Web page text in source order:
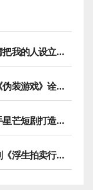
学霸校霸灵魂互换，快手星芒短剧《请把我的人设立住》笑泪齐飞
古穿今开启双向救赎，快手星芒短剧《伪装游戏》诠释热血青春友谊
独家冠名短剧火爆收官，京东联合快手星芒短剧打造双11营销范本
豪门总裁智斗千年魔女，快手星芒短剧《浮生拍卖行》奇幻元素拉满